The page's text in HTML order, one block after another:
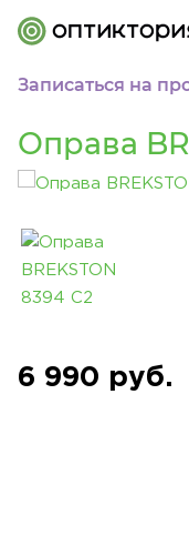
Записаться на
Оправа
6 990 руб.